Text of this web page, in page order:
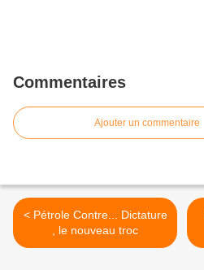
Commentaires
Ajouter un commentaire
< Pétrole Contre... Dictature
, le nouveau troc